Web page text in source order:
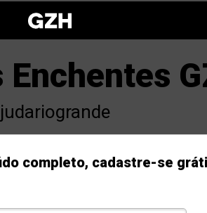
completo, cadastre-se
da enchente no